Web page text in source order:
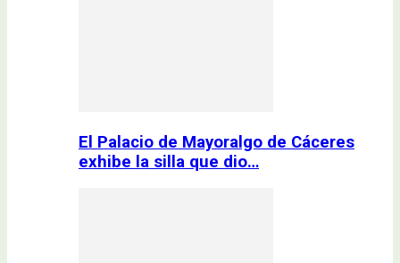
El Palacio de Mayoralgo de Cáceres
exhibe la silla que dio…